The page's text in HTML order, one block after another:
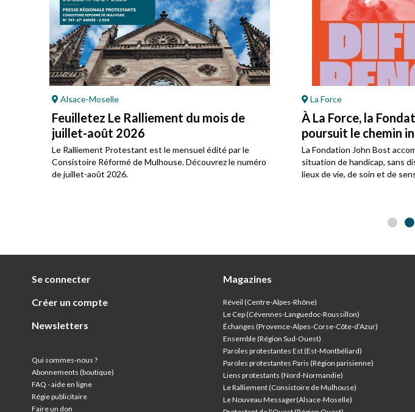
Alsace-Moselle
Feuilletez Le Ralliement du mois de
juillet-août 2026
Le Ralliement Protestant est le mensuel édité par le
Consistoire Réformé de Mulhouse. Découvrez le numéro
de juillet-août 2026.
La Force
À La Force, la
poursuit le chemin
fondateur
La Fondation John Bost
situation de handicap, sans
lieux de vie, de soin et de
Se connecter
Créer un compte
Newsletters
Qui sommes-nous ?
Abonnements (boutique)
FAQ - aide en ligne
Régie publicitaire
Faire un don
Magazines
Réveil (Centre-Alpes-Rhône)
Le Cep (Cévennes-Languedoc-Roussillon)
Échanges (Provence-Alpes-Corse-Côte-d’Azur)
Ensemble (Région Sud-Ouest)
Paroles protestantes Est (Est-Montbéliard)
Paroles protestantes Paris (Région parisienne)
Liens protestants (Nord-Normandie)
Le Ralliement (Consistoire de Mulhouse)
Le Nouveau Messager(Alsace-Moselle)